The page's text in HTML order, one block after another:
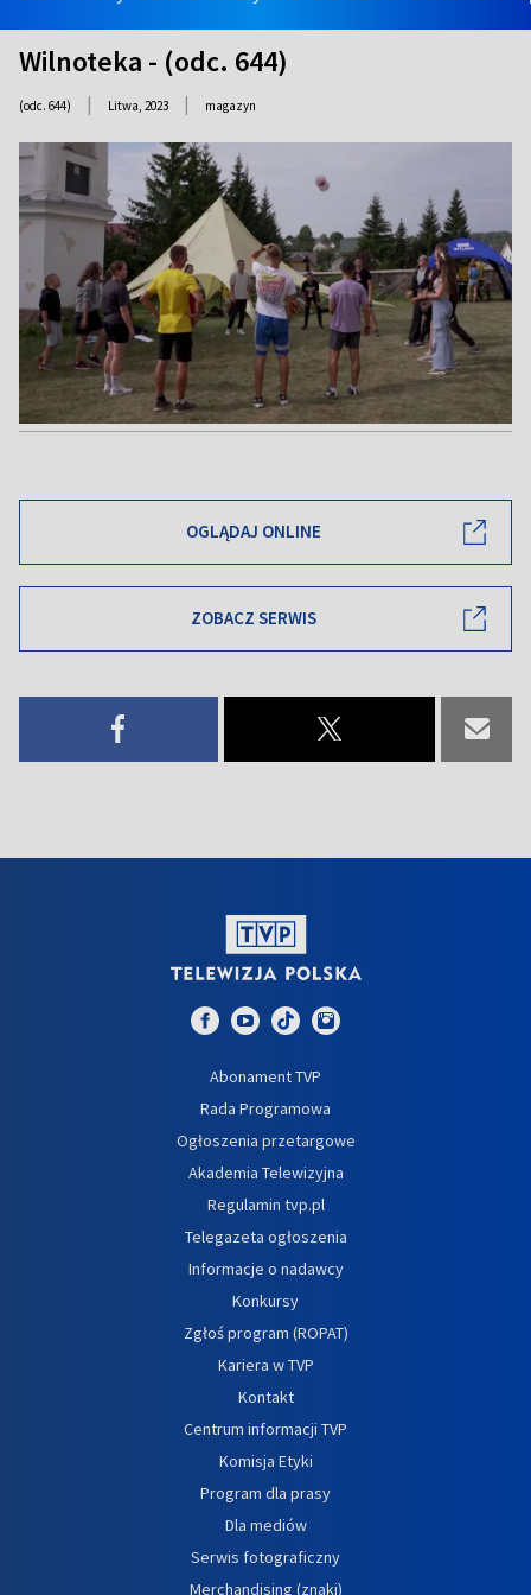
Wilnoteka - (odc. 644)
(odc. 644) | Litwa, 2023 | magazyn
OGLĄDAJ ONLINE
ZOBACZ SERWIS
Abonament TVP
Rada Programowa
Ogłoszenia przetargowe
Akademia Telewizyjna
Regulamin tvp.pl
Telegazeta ogłoszenia
Informacje o nadawcy
Konkursy
Zgłoś program (ROPAT)
Kariera w TVP
Kontakt
Centrum informacji TVP
Komisja Etyki
Program dla prasy
Dla mediów
Serwis fotograficzny
Merchandising (znaki)